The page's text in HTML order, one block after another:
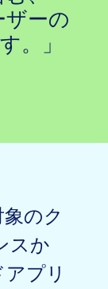
ーの
。」
のク
スか
プリ